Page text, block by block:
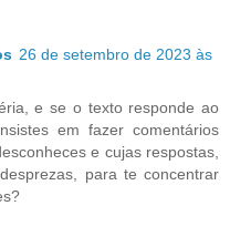
26 de setembro de 2023 às
e se o texto responde ao
em fazer comentários
e cujas respostas,
para te concentrar